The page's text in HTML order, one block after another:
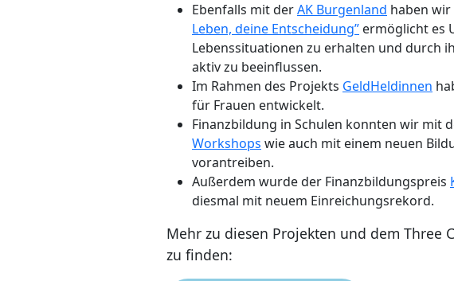
Ebenfalls mit derAK Burgenland haben
Leben, deine Entscheidung” ermöglicht es
Lebenssituationen zu erhalten und durch
aktiv zu beeinflussen.
Im Rahmen des Projekts GeldHeldinnen
für Frauen entwickelt.
Finanzbildung in Schulen konnten wir
Workshops wie auch mit einem neuen
vorantreiben.
Außerdem wurde der Finanzbildungspreis
diesmal mit neuem Einreichungsrekord.
Mehr zu diesen Projekten und dem Three
zu finden: